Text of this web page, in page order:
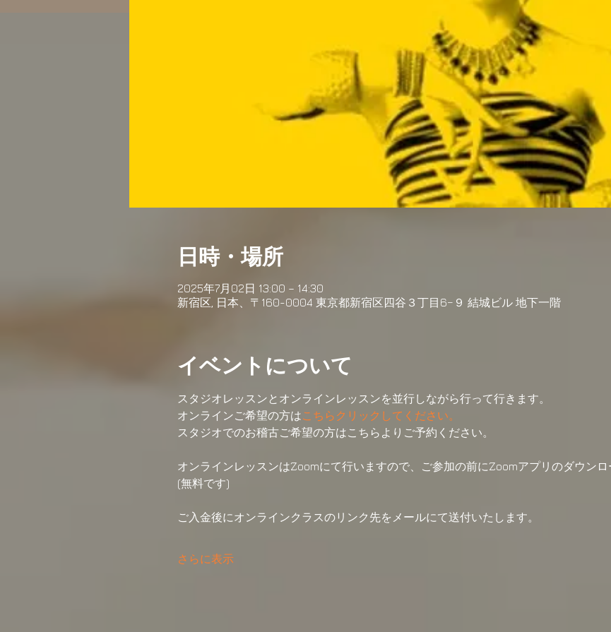
日時・場所
2025年7月02日 13:00 – 14:30
新宿区, 日本、〒160-0004 東京都新宿区四谷３丁目6−９ 結城ビル 地下一階
イベントについて
スタジオレッスンとオンラインレッスンを並行しながら行って行きます。
オンラインご希望の方はこちらクリックしてください。
スタジオでのお稽古ご希望の方はこちらよりご予約ください。
オンラインレッスンはZoomにて行いますので、ご参加の前にZoomアプリのダウンロ
(無料です)
ご入金後にオンラインクラスのリンク先をメールにて送付いたします。
さらに表示